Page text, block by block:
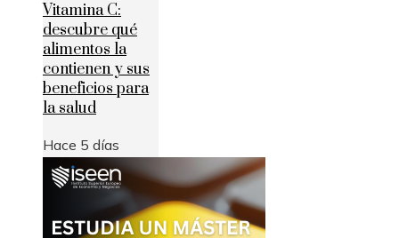
Vitamina C:
descubre qué
alimentos la
contienen y sus
beneficios para
la salud
Hace 5 días